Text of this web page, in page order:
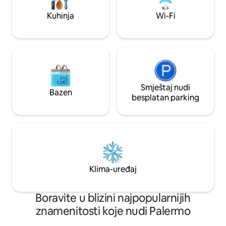
Kuhinja Wi-Fi
Bazen
Smještaj nudi
besplatan parking
Klima-uređaj
Boravite u blizini najpopularnijih
znamenitosti koje nudi Palermo